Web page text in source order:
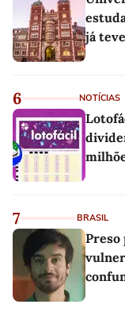
já
6 NOTÍCIAS
7 BRASIL
Preso